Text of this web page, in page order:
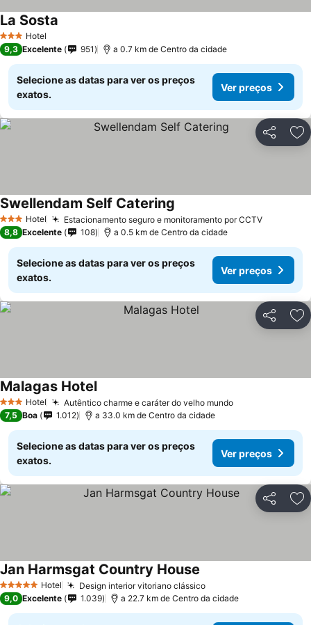
3 EstrelasHotel
La Sosta
9,3 Excelente 951 a 0.7 km de Centro da cidade
Selecione as datas para ver os preços
exatos.
Ver preços
Partilhar
3 EstrelasHotel Estacionamento seguro e monitoramento por CCTV
Swellendam Self Catering
8,8 Excelente 108 a 0.5 km de Centro da cidade
Selecione as datas para ver os preços
exatos.
Ver preços
Partilhar
3 EstrelasHotel Autêntico charme e caráter do velho mundo
Malagas Hotel
7,5 Boa 1.012 a 33.0 km de Centro da cidade
Selecione as datas para ver os preços
exatos.
Ver preços
Partilhar
5 Estrelas Hotel Design interior vitoriano clássico
Jan Harmsgat Country House
9,0 Excelente 1.039 a 22.7 km de Centro da cidade